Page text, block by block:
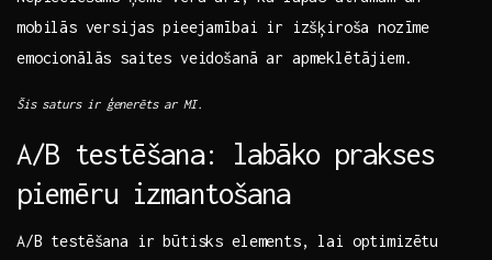
mobilās ⁤versijas pieejamībai ir izšķiroša nozīme
emocionālās saites veidošanā ar‌ apmeklētājiem.
Šis saturs ir ģenerēts ar MI.
A/B testēšana: labāko​ prakses
piemēru‌ izmantošana
A/B testēšana ir būtisks‌ elements, lai ​optimizētu